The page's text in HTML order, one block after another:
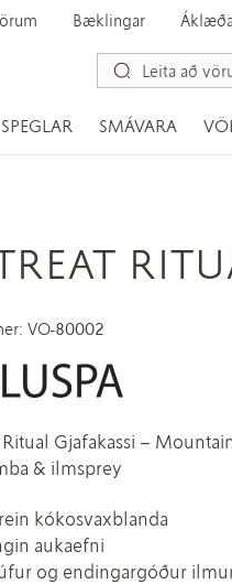
Bæklingar
SPEGLAR SMÁVARA
VO-80002
Ritual Gjafakassi –
& ilmsprey
kókosvaxblanda
aukaefni
og endingargóður